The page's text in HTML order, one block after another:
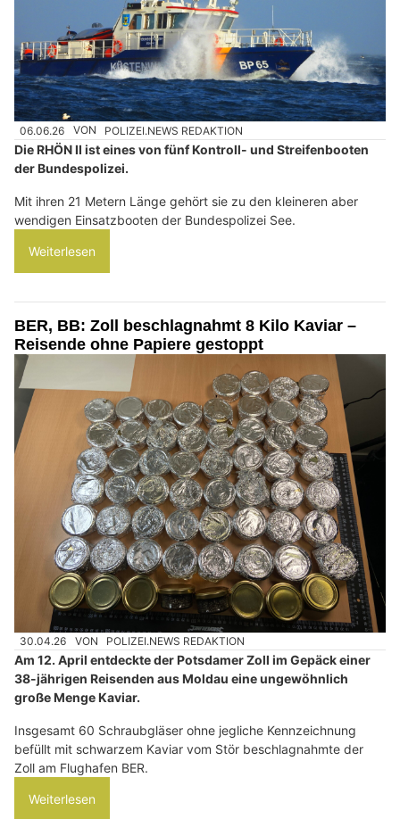
06.06.26 VON POLIZEI.NEWS REDAKTION
Die RHÖN II ist eines von fünf Kontroll- und Streifenbooten
der Bundespolizei.
Mit ihren 21 Metern Länge gehört sie zu den kleineren aber
wendigen Einsatzbooten der Bundespolizei See.
Weiterlesen
BER, BB: Zoll beschlagnahmt 8 Kilo Kaviar –
Reisende ohne Papiere gestoppt
30.04.26 VON POLIZEI.NEWS REDAKTION
Am 12. April entdeckte der Potsdamer Zoll im Gepäck einer
38-jährigen Reisenden aus Moldau eine ungewöhnlich
große Menge Kaviar.
Insgesamt 60 Schraubgläser ohne jegliche Kennzeichnung
befüllt mit schwarzem Kaviar vom Stör beschlagnahmte der
Zoll am Flughafen BER.
Weiterlesen